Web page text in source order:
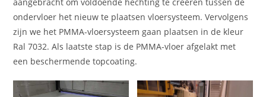
aangebracht om voldoende hechting te creëren tussen de
ondervloer het nieuw te plaatsen vloersysteem. Vervolgens
zijn we het PMMA-vloersysteem gaan plaatsen in de kleur
Ral 7032. Als laatste stap is de PMMA-vloer afgelakt met
een beschermende topcoating.